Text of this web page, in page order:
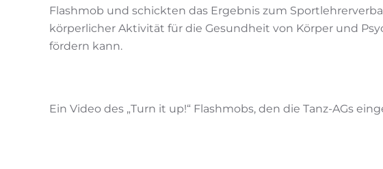
Flashmob und schickten das Ergebnis zum
körperlicher Aktivität für die Gesundheit von Körper und
fördern kann.
Ein Video des „Turn it up!“ Flashmobs, den die Tanz-AGs